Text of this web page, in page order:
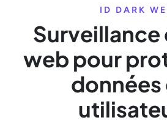
ID DARK
Surveillance
web pour
données